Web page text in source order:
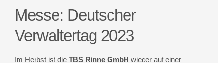
Messe: Deutscher
Verwaltertag 2023
Im Herbst ist die TBS Rinne GmbH wieder auf einer